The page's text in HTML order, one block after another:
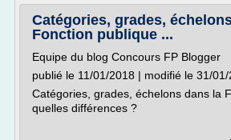
Catégories, grades,
Fonction publique ...
Equipe du blog Concours FP Blogger
publié le 11/01/2018 | modifié le 31/
Catégories, grades, échelons dans la
quelles différences ?